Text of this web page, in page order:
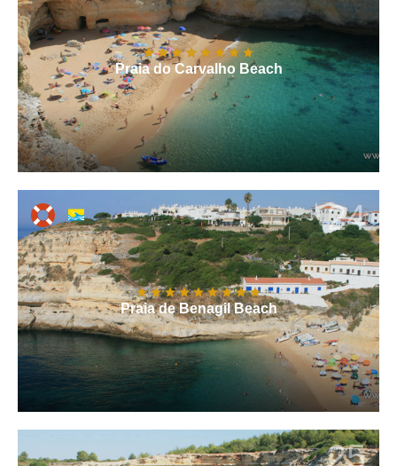
Praia do Carvalho Beach
24
Praia de Benagil Beach
25